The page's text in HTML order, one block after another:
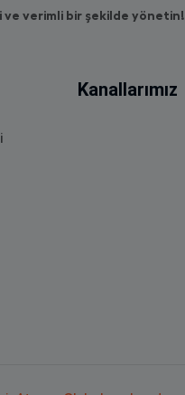
ve verimli bir şekilde yönetin!
Kanallarımız